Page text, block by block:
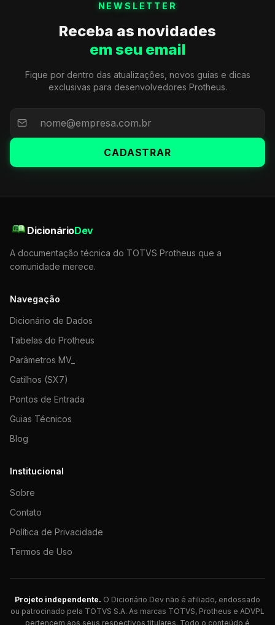
NEWSLETTER
Receba as novidades
em seu email
Fique por dentro das atualizações, novos guias e dicas
exclusivas para desenvolvedores Protheus.
CADASTRAR
DicionárioDev
A documentação técnica do TOTVS Protheus que a
comunidade merece.
Navegação
Dicionário de Dados
Tabelas do Protheus
Parâmetros MV_
Gatilhos (SX7)
Pontos de Entrada
Guias Técnicos
Blog
Institucional
Sobre
Contato
Política de Privacidade
Termos de Uso
Projeto independente. O Dicionário Dev não é afiliado, endossado
ou patrocinado pela TOTVS S.A. As marcas TOTVS, Protheus e ADVPL
pertencem aos seus respectivos titulares. Todo o conteúdo é